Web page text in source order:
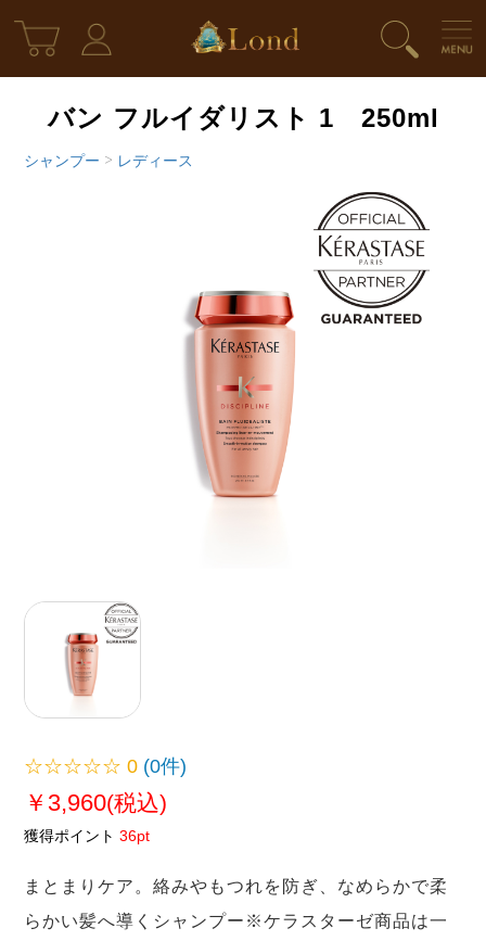
バン フルイダリスト 1 250ml
シャンプー > レディース
☆☆☆☆☆0 (0件)
￥3,960(税込)
獲得ポイント 36pt
まとまりケア。絡みやもつれを防ぎ、なめらかで柔
らかい髪へ導くシャンプー※ケラスターゼ商品は一